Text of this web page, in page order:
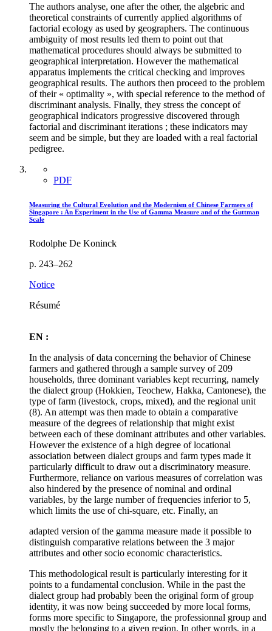
The authors analyse, one after the other, the algebric and
theoretical constraints of currently applied algorithms of
factorial ecology as used by geographers. The continuous
ambiguity of most results led them to point out that
mathematical procedures should always be submitted to
geographical interpretation. However the mathematical
apparatus implements the critical checking and improves
geographical results. The authors then proceed to the problem
of their « optimality », with special reference to the method of
discriminant analysis. Finally, they stress the concept of
geographical indicators progressive discovered through
factorial and discriminant iterations ; these indicators may
seem and be simple, but they are loaded with a real factorial
pedigree.
PDF
Measuring the Cultural Evolution and the Modernism of Chinese Farmers of
Singapore : An Experiment in the Use of Gamma Measure and of the Guttman
Scale
Rodolphe De Koninck
p. 243–262
Notice
Résumé
EN :
In the analysis of data concerning the behavior of Chinese
farmers and gathered through a sample survey of 209
households, three dominant variables kept recurring, namely
the dialect group (Hokkien, Teochew, Hakka, Cantonese), the
type of farm (livestock, crops, mixed), and the regional unit
(8). An attempt was then made to obtain a comparative
measure of the degrees of relationship that might exist
between each of these dominant attributes and other variables.
However the existence of a high degree of locational
association between dialect groups and farm types made it
particularly difficult to draw out a discriminatory measure.
Furthermore, reliance on various measures of correlation was
also hindered by the presence of nominal and ordinal
variables, by the large number of frequencies inferior to 5,
which limits the use of chi-square, etc. Finally, an
adapted version of the gamma measure made it possible to
distinguish comparative relations between the 3 major
attributes and other socio economic characteristics.
This methodological result is particularly interesting for it
points to a fundamental conclusion. While in the past the
dialect group had probably been the original form of group
identity, it was now being succeeded by more local forms,
forms more specific to Singapore, the professionnal group and
mostly the belonging to a given region. In other words, in a